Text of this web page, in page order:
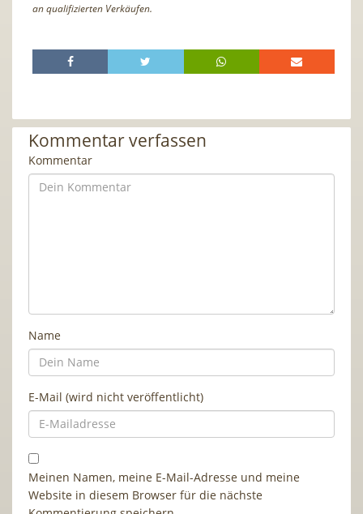
an qualifizierten Verkäufen.
Kommentar verfassen
Kommentar
Name
E-Mail (wird nicht veröffentlicht)
Meinen Namen, meine E-Mail-Adresse und meine
Website in diesem Browser für die nächste